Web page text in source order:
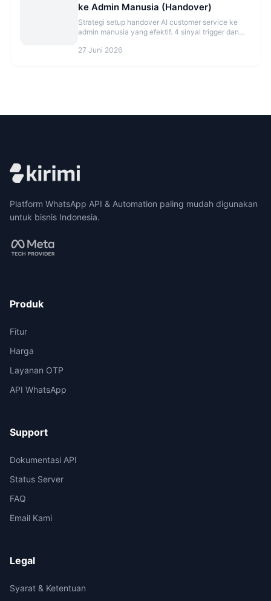
ke Admin Manusia (Handover)
Strategi setup handover AI customer service ke
admin manusia yang efektif. 4 sinyal trigger dan
27 Juni 2026
Platform WhatsApp API & Automation paling mudah digunakan
untuk bisnis Indonesia.
Produk
Fitur
Harga
Layanan OTP
API WhatsApp
Support
Dokumentasi API
Status Server
FAQ
Email Kami
Legal
Syarat & Ketentuan